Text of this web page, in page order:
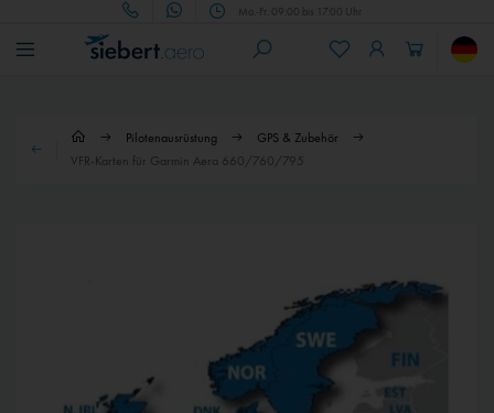
Mo.-Fr. 09:00 bis 17:00 Uhr
Pilotenausrüstung
GPS & Zubehör
VFR-Karten für Garmin Aera 660/760/795